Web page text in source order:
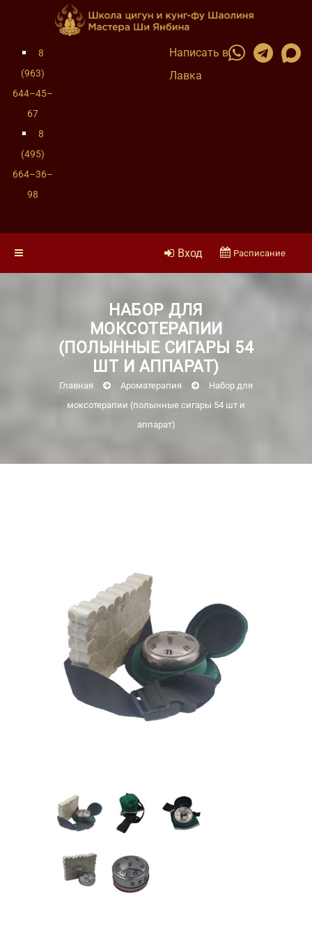
8
(963)
644–45–
67
8
(495)
664–36–
98
Написать в
Лавка
Вход Расписание
НАБОР ДЛЯ
МОКСОТЕРАПИИ
(ПОЛЫННЫЕ СИГАРЫ 54
ШТ И АППАРАТ)
Главная Ароматерапия
Набор для
моксотерапии (полынные сигары 54 шт и
аппарат)